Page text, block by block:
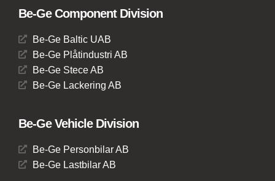
Be-Ge Component Division
Be-Ge Baltic UAB
Be-Ge Plåtindustri AB
Be-Ge Stece AB
Be-Ge Lackering AB
Be-Ge Vehicle Division
Be-Ge Personbilar AB
Be-Ge Lastbilar AB